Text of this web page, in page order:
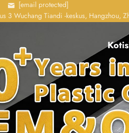
[email protected]
3 Wuchang Tiandi -keskus, Hangzhou,